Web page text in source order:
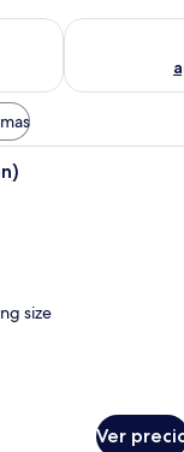
ago 8 - ago 9
Consulta la
de hotel con dos
size
Ver